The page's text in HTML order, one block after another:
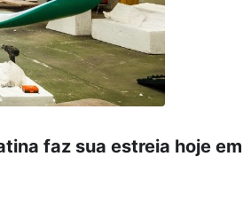
faz sua estreia hoje em